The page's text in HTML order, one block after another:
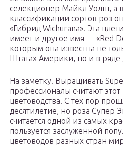
селекционер Майкл Уолш, а
классификации сортов роз
«Гибрид Wichurana». Эта
имеет и другое имя — «Red
которым она известна не
Штатах Америки, но и в ряде
На заметку! Выращивать
профессионалы считают этот
цветоводства. С тех пор
десятилетие, но роза Супер
считается одной из самых
пользуется заслуженной
цветоводов разных стран